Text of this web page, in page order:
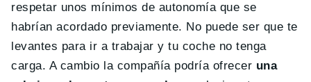
respetar unos mínimos de autonomía que se
habrían acordado previamente. No puede ser que te
levantes para ir a trabajar y tu coche no tenga
carga. A cambio la compañía podría ofrecer una